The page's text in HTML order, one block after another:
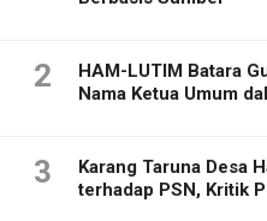
2
HAM-LUTIM Batara
Nama Ketua Umum
3
Karang Taruna Desa
terhadap PSN, Kritik